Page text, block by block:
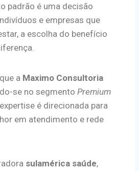
padrão é uma decisão
e empresas que
a escolha do benefício
a Maximo Consultoria
se no segmento Premium
é direcionada para
em atendimento e rede
sulamérica saúde,